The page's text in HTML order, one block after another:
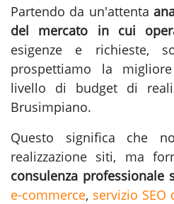
Partendo da un'attenta
del mercato in cui
esigenze e richieste,
prospettiamo la
livello di budget di
Brusimpiano.
Questo significa che
realizzazione siti, ma
consulenza
e-commerce, servizio